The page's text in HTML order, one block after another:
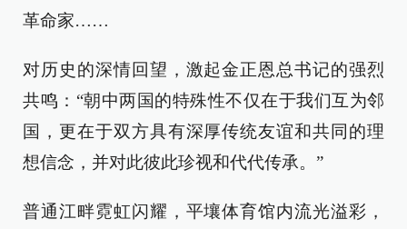
革命家……
对历史的深情回望，激起金正恩总书记的强烈
共鸣：“朝中两国的特殊性不仅在于我们互为邻
国，更在于双方具有深厚传统友谊和共同的理
想信念，并对此彼此珍视和代代传承。”
普通江畔霓虹闪耀，平壤体育馆内流光溢彩，